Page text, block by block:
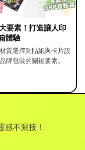
要素！打造讓人印
體驗
質選擇到貼紙與卡片設
牌包裝的關鍵要素。
不漏接！